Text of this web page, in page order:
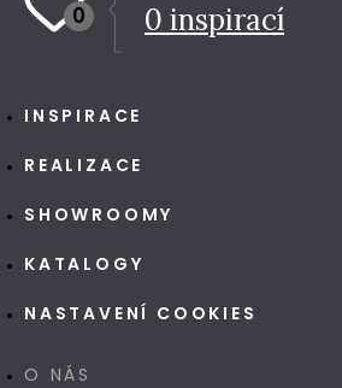
0 0 inspirací
INSPIRACE
REALIZACE
SHOWROOMY
KATALOGY
NASTAVENÍ COOKIES
O NÁS